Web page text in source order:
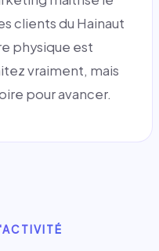
clients du Hainaut
physique est
vraiment, mais
pour avancer.